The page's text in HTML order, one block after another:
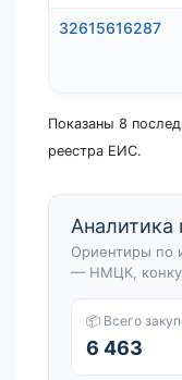
32615616287
Показаны 8
реестра ЕИС.
Ориентиры по
— НМЦК,
📦 Всего
6 463